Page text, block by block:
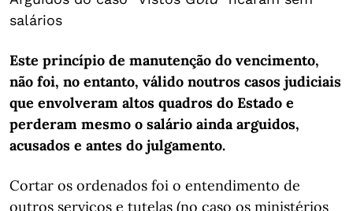
salários
Este princípio de manutenção do vencimento,
não foi, no entanto, válido noutros casos judiciais
que envolveram altos quadros do Estado e
perderam mesmo o salário ainda arguidos,
acusados e antes do julgamento.
Cortar os ordenados foi o entendimento de
outros serviços e tutelas (no caso os ministérios